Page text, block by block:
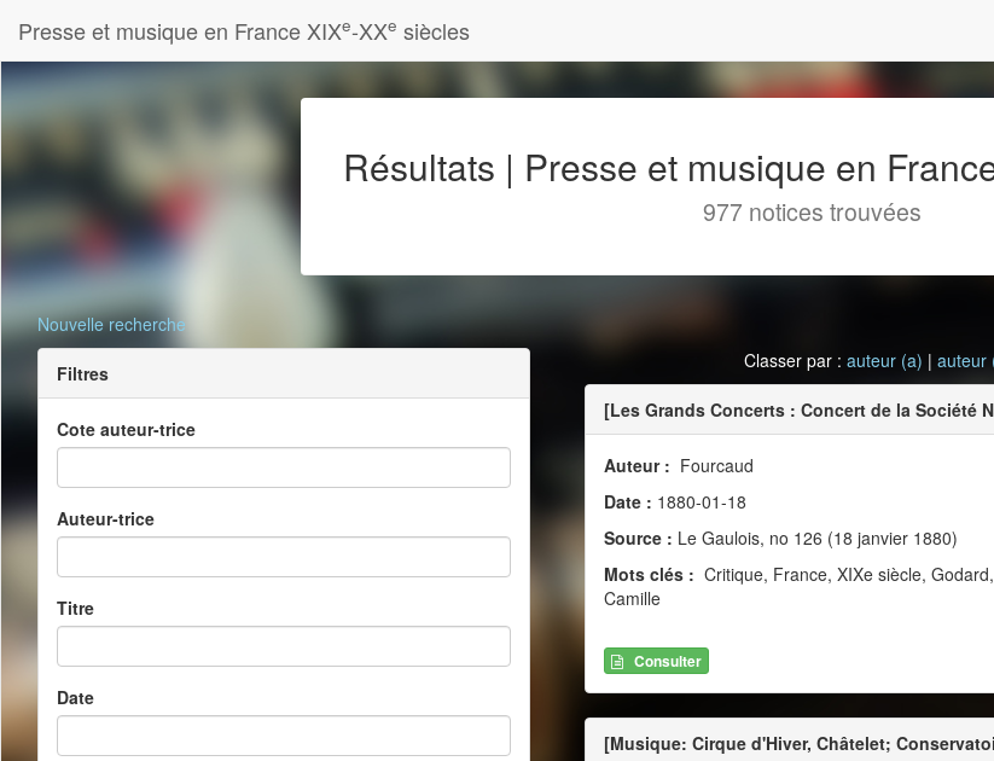
Presse et musique en France XIXe-XXe siècles
Résultats | Presse et musique en
977 notices trouvées
Nouvelle recherche
Filtres
Cote auteur-trice
Auteur-trice
Titre
Date
Classer par :auteur (a) |auteur
[Les Grands Concerts : Concert de la Société
Auteur : Fourcaud
Date : 1880-01-18
Source : Le Gaulois, no 126 (18 janvier 1880)
Mots clés : Critique, France, XIXe siècle,
Camille
Consulter
[Musique: Cirque d'Hiver, Châtelet;